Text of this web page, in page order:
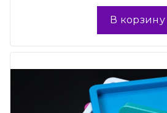
В корзину